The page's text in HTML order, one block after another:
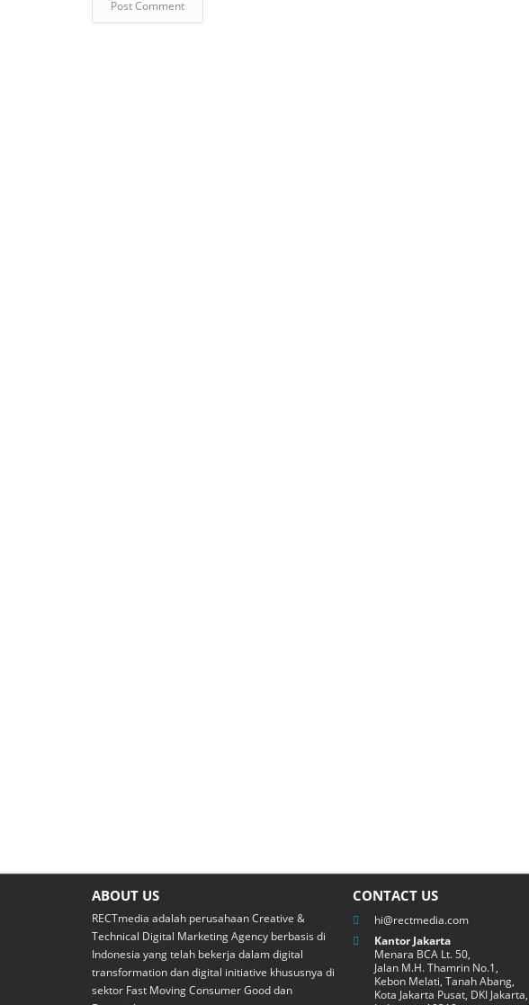
ABOUT US
RECTmedia adalah perusahaan Creative &
Technical Digital Marketing Agency berbasis di
Indonesia yang telah bekerja dalam digital
transformation dan digital initiative khususnya di
sektor Fast Moving Consumer Good dan
CONTACT US
hi@rectmedia.com
Kantor Jakarta
Menara BCA Lt. 50,
Jalan M.H. Thamrin No.1,
Kebon Melati, Tanah Abang,
Kota Jakarta Pusat, DKI Jakarta,